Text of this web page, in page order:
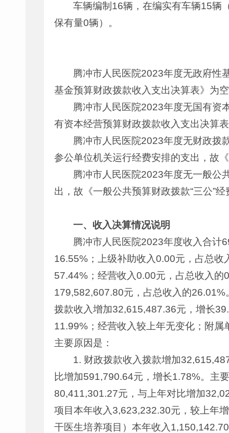
车辆编制16辆，在编实有车辆15辆
保有量0辆）。
腾冲市人民医院2023年度无政府性
基金预算财政拨款收入支出决算表》为
腾冲市人民医院2023年度无国有资
有资本经营预算财政拨款收入支出决算
腾冲市人民医院2023年度无财政拨
参公单位机关运行经费安排的支出，故
腾冲市人民医院2023年度无一般公
出，故《一般公共预算财政拨款“三公”
一、收入决算情况说明
腾冲市人民医院2023年度收入合计
16.55%；上级补助收入0.00元，占总
57.44%；经营收入0.00元，占总收入
179,582,607.80元，占总收入的
拨款收入增加32,615,487.36元，增长
11.99%；经营收入较上年无变化；附
主要原因是：
1. 财政拨款收入拨款增加
比增加591,790.64元，增长1.78%。主
80,411,301.27元，与上年对比增加
项目本年收入3,623,232.30元，较上年
干医生培养项目）本年收入